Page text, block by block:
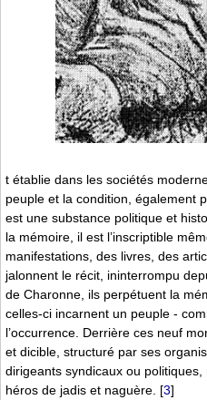
t établie dans les sociétés
peuple et la condition, également
est une substance politique et
la mémoire, il est l’inscriptible
manifestations, des livres, des
jalonnent le récit, ininterrompu
de Charonne, ils perpétuent la
celles-ci incarnent un peuple -
l’occurrence. Derrière ces neuf
et dicible, structuré par ses
dirigeants syndicaux ou
héros de jadis et naguère. [3]